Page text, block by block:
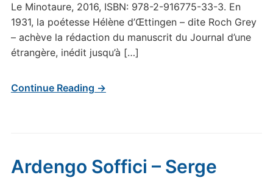
Le Minotaure, 2016, ISBN: 978-2-916775-33-3. En
1931, la poétesse Hélène d’Œttingen – dite Roch Grey
– achève la rédaction du manuscrit du Journal d’une
étrangère, inédit jusqu’à […]
Continue Reading →
Ardengo Soffici – Serge